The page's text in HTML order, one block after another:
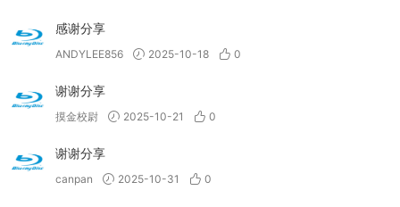
感谢分享
ANDYLEE856 2025-10-18 0
谢谢分享
摸金校尉 2025-10-21 0
谢谢分享
canpan 2025-10-31 0